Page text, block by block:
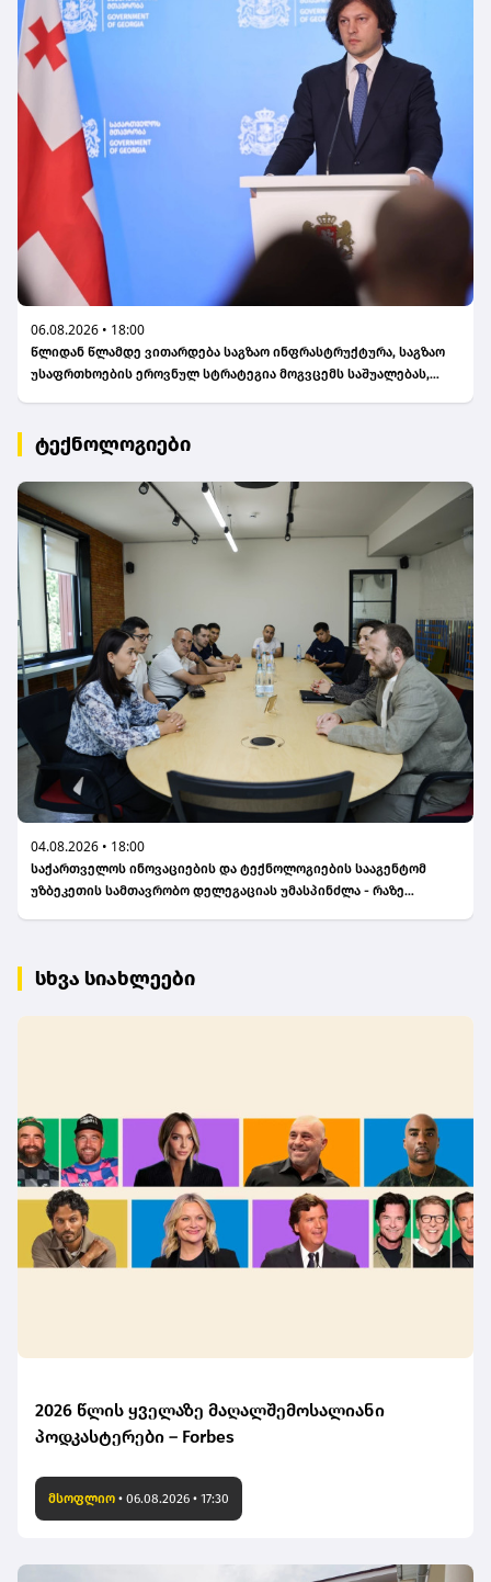
06.08.2026 • 18:00
წლიდან წლამდე ვითარდება საგზაო ინფრასტრუქტურა, საგზაო
უსაფრთხოების ეროვნულ სტრატეგია მოგვცემს საშუალებას,
- ირაკლი კობახიძე
ტექნოლოგიები
04.08.2026 • 18:00
საქართველოს ინოვაციების და ტექნოლოგიების სააგენტომ
უზბეკეთის სამთავრობო დელეგაციას უმასპინძლა - რაზე
სხვა სიახლეები
2026 წლის ყველაზე მაღალშემოსალიანი
პოდკასტერები – Forbes
მსოფლიო • 06.08.2026 • 17:30